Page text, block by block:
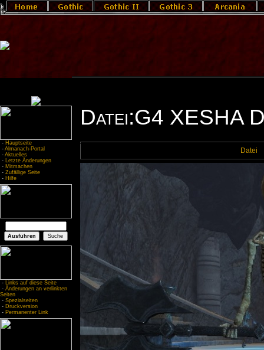
- Hauptseite
- Almanach-Portal
- Aktuelles
- Letzte Änderungen
- Mitmachen
- Zufällige Seite
- Hilfe
- Links auf diese Seite
- Änderungen an verlinkten
Seiten
- Spezialseiten
- Druckversion
- Permanenter Link
Datei:G4 XESHA
Datei